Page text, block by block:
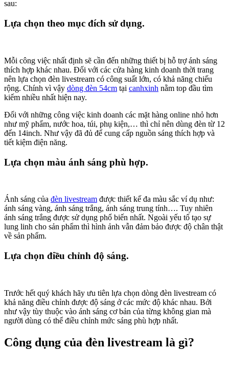
sau:
Lựa chọn theo mục đích sử dụng.
Mỗi công việc nhất định sẽ cần đến những thiết bị hỗ trợ ánh sáng
thích hợp khác nhau. Đối với các cửa hàng kinh doanh thời trang
nên lựa chọn đèn livestream có công suất lớn, có khả năng chiếu
rộng. Chính vì vậy dòng đèn 54cm tại canhxinh nằm top đầu tìm
kiếm nhiều nhất hiện nay.
Đối với những công việc kinh doanh các mặt hàng online nhỏ hơn
như mỹ phẩm, nước hoa, túi, phụ kiện,… thì chỉ nên dùng đèn từ 12
đến 14inch. Như vậy đã đủ để cung cấp nguồn sáng thích hợp và
tiết kiệm điện năng.
Lựa chọn màu ánh sáng phù hợp.
Ánh sáng của đèn livestream được thiết kế đa màu sắc ví dụ như:
ánh sáng vàng, ánh sáng trắng, ánh sáng trung tính…. Tuy nhiên
ánh sáng trắng được sử dụng phổ biến nhất. Ngoài yếu tố tạo sự
lung linh cho sản phẩm thì hình ảnh vẫn đảm bảo được độ chân thật
về sản phẩm.
Lựa chọn điều chỉnh độ sáng.
Trước hết quý khách hãy ưu tiên lựa chọn dòng đèn livestream có
khả năng điều chỉnh được độ sáng ở các mức độ khác nhau. Bởi
như vậy tùy thuộc vào ánh sáng cơ bản của từng không gian mà
người dùng có thể điều chỉnh mức sáng phù hợp nhất.
Công dụng của đèn livestream là gì?